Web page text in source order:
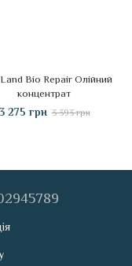
Bio Repair Олійний
концентрат
3 275 грн 3 393 грн